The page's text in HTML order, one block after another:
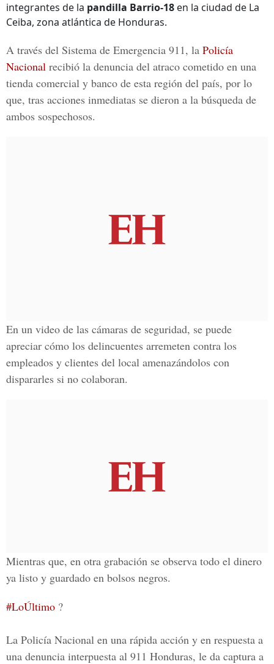
integrantes de la pandilla Barrio-18 en la ciudad de La
Ceiba, zona atlántica de Honduras.
A través del Sistema de Emergencia 911, la Policía
Nacional recibió la denuncia del atraco cometido en una
tienda comercial y banco de esta región del país, por lo
que, tras acciones inmediatas se dieron a la búsqueda de
ambos sospechosos.
En un video de las cámaras de seguridad, se puede
apreciar cómo los delincuentes arremeten contra los
empleados y clientes del local amenazándolos con
dispararles si no colaboran.
Mientras que, en otra grabación se observa todo el dinero
ya listo y guardado en bolsos negros.
#LoÚltimo ?
La Policía Nacional en una rápida acción y en respuesta a
una denuncia interpuesta al 911 Honduras, le da captura a